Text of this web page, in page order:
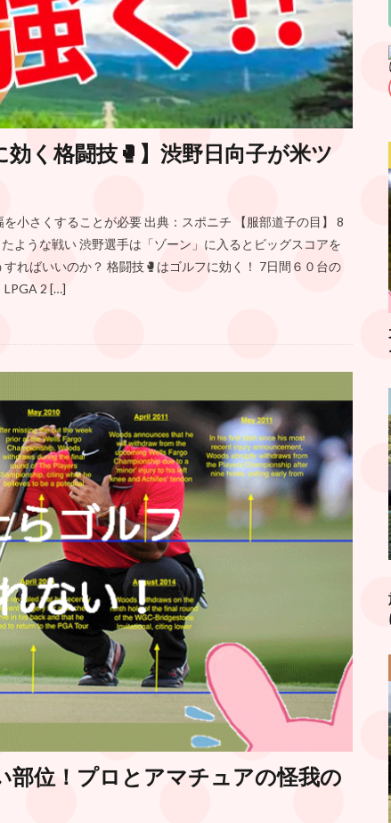
く格闘技🥊】渋野日向子が米ツ
小さくすることが必要 出典：スポニチ 【服部道子の目】 8
ような戦い 渋野選手は「ゾーン」に入るとビッグスコアを
ればいいのか？ 格闘技🥊はゴルフに効く！ 7日間６０台の
LPGA 2 […]
部位！プロとアマチュアの怪我の